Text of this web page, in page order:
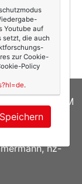
–
kleines
mehr
IMPRESSUM
hz-
Youtube auf
setzt, die auch
zur Cookie-
Policy
.
Speichern